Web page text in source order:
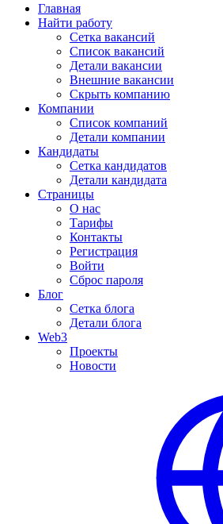
Главная
Найти работу
Сетка вакансий
Список вакансий
Детали вакансии
Внешние вакансии
Скрыть компанию
Компании
Список компаний
Детали компании
Кандидаты
Сетка кандидатов
Детали кандидата
Страницы
О нас
Тарифы
Контакты
Регистрация
Войти
Сброс пароля
Блог
Сетка блога
Детали блога
Web3
Проекты
Новости